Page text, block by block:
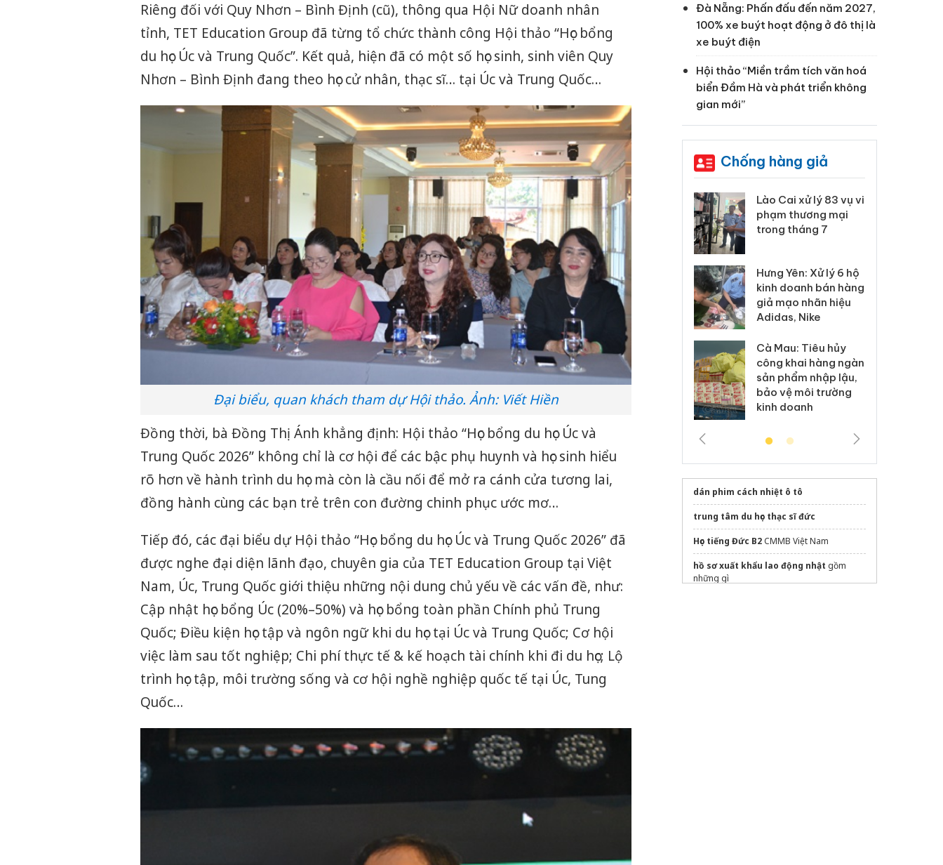
Riêng đối với Quy Nhơn – Bình Định (cũ), thông qua Hội Nữ doanh nhân
tỉnh, TET Education Group đã từng tổ chức thành công Hội thảo “Học bổng
du học Úc và Trung Quốc”. Kết quả, hiện đã có một số học sinh, sinh viên Quy
Nhơn – Bình Định đang theo học cử nhân, thạc sĩ… tại Úc và Trung Quốc…
Đại biểu, quan khách tham dự Hội thảo. Ảnh: Viết Hiền
Đồng thời, bà Đồng Thị Ánh khẳng định: Hội thảo “Học bổng du học Úc và
Trung Quốc 2026” không chỉ là cơ hội để các bậc phụ huynh và học sinh hiểu
rõ hơn về hành trình du học mà còn là cầu nối để mở ra cánh cửa tương lai,
đồng hành cùng các bạn trẻ trên con đường chinh phục ước mơ…
Tiếp đó, các đại biểu dự Hội thảo “Học bổng du học Úc và Trung Quốc 2026” đã
được nghe đại diện lãnh đạo, chuyên gia của TET Education Group tại Việt
Nam, Úc, Trung Quốc giới thiệu những nội dung chủ yếu về các vấn đề, như:
Cập nhật học bổng Úc (20%–50%) và học bổng toàn phần Chính phủ Trung
Quốc; Điều kiện học tập và ngôn ngữ khi du học tại Úc và Trung Quốc; Cơ hội
việc làm sau tốt nghiệp; Chi phí thực tế & kế hoạch tài chính khi đi du học; Lộ
trình học tập, môi trường sống và cơ hội nghề nghiệp quốc tế tại Úc, Tung
Quốc…
Đà Nẵng: Phấn đấu đến năm 2027,
100% xe buýt hoạt động ở đô thị là
xe buýt điện
Hội thảo “Miền trầm tích văn hoá
biển Đầm Hà và phát triển không
gian mới”
Chống hàng giả
Công an Thanh Hóa
tìm bị hại trong vụ
án sản xuất, buôn
bán yến sào giả
Thanh Hóa: Tìm bị
hại trong vụ án buôn
bán bình sữa
Moyuum giả
An Giang: Đối tượng
chủ mưu đường dây
bán hàng giả tại Phú
Lào Cai xử lý 83 vụ vi
phạm thương mại
trong tháng 7
Hưng Yên: Xử lý 6 hộ
kinh doanh bán hàng
giả mạo nhãn hiệu
Adidas, Nike
Cà Mau: Tiêu hủy
công khai hàng ngàn
sản phẩm nhập lậu,
bảo vệ môi trường
kinh doanh
dán phim cách nhiệt ô tô
trung tâm du học thạc sĩ đức
Học tiếng Đức B2CMMB Việt Nam
hồ sơ xuất khẩu lao động nhật gồm
những gì